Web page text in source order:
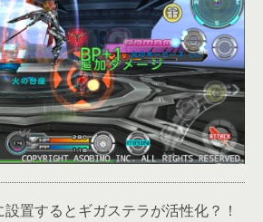
置するとギガステラが活性化？！